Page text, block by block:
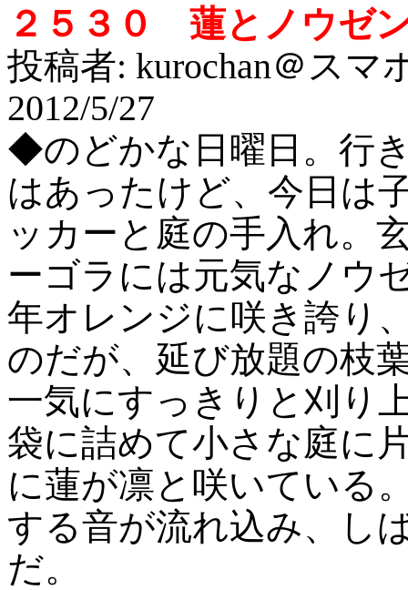
２５３０ 蓮とノウ
投稿者: kurochan＠ス
2012/5/27
◆のどかな日曜日。行
はあったけど、今日は
ッカーと庭の手入れ。
ーゴラには元気なノウ
年オレンジに咲き誇り
のだが、延び放題の枝
一気にすっきりと刈り
袋に詰めて小さな庭に
に蓮が凛と咲いている
する音が流れ込み、し
だ。